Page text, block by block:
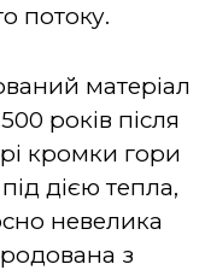
потоку.
матеріал
років після
кромки гори
дією тепла,
невелика
з